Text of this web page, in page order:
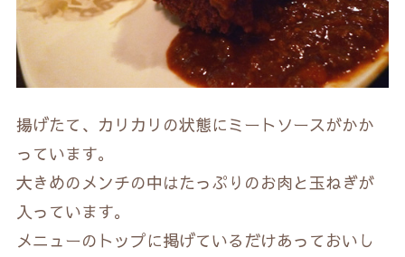
揚げたて、カリカリの状態にミートソースがかか
っています。
大きめのメンチの中はたっぷりのお肉と玉ねぎが
入っています。
メニューのトップに掲げているだけあっておいし